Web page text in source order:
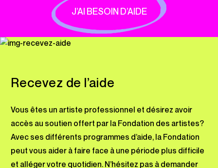
J’AI BESOIN D’AIDE
Recevez de l’aide
Vous êtes un artiste professionnel et désirez avoir
accès au soutien offert par la Fondation des artistes?
Avec ses différents programmes d’aide, la Fondation
peut vous aider à faire face à une période plus difficile
et alléger votre quotidien. N’hésitez pas à demander